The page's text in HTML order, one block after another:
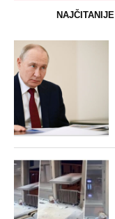
NAJČITANIJE